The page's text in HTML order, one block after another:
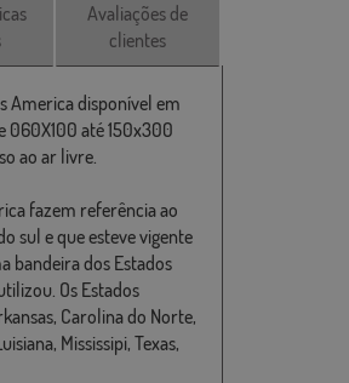
Avaliações de
clientes
America disponível em
060X100 até 150x300
ao ar livre.
fazem referência ao
sul e que esteve vigente
bandeira dos Estados
Os Estados
Carolina do Norte,
Mississipi, Texas,